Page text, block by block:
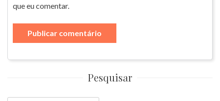
que eu comentar.
Pesquisar